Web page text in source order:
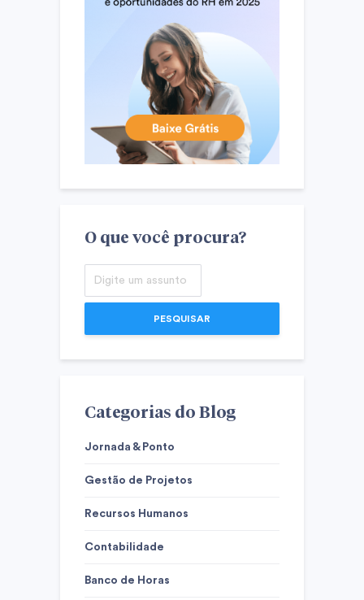
O que você procura?
PESQUISAR
Categorias do Blog
Jornada & Ponto
Gestão de Projetos
Recursos Humanos
Contabilidade
Banco de Horas